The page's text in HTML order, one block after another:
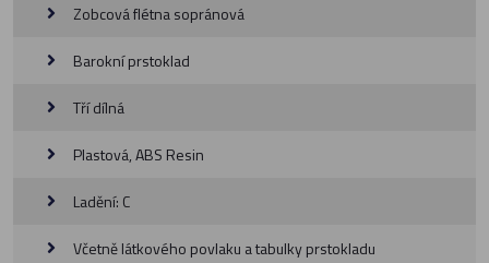
Zobcová flétna sopránová
Barokní prstoklad
Tří dílná
Plastová, ABS Resin
Ladění: C
Včetně látkového povlaku a tabulky prstokladu